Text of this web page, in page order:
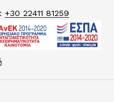
+30 22411 81259